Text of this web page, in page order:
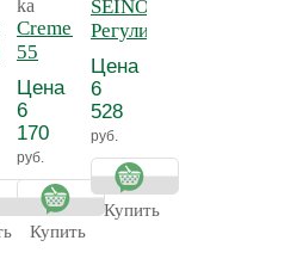
для
ka
Creme 55 - Крем
55
антицеллюлитный
Цена
6
170
руб.
Купить
SEINO -
Регулирующий
и
тонизирующий
лосьон для
бюста СЕЙНО
Цена
6
528
руб.
Купить